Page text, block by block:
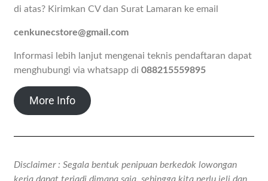
di atas? Kirimkan CV dan Surat Lamaran ke email
cenkunecstore@gmail.com
Informasi lebih lanjut mengenai teknis pendaftaran dapat
menghubungi via whatsapp di088215559895
More Info
Disclaimer : Segala bentuk penipuan berkedok lowongan